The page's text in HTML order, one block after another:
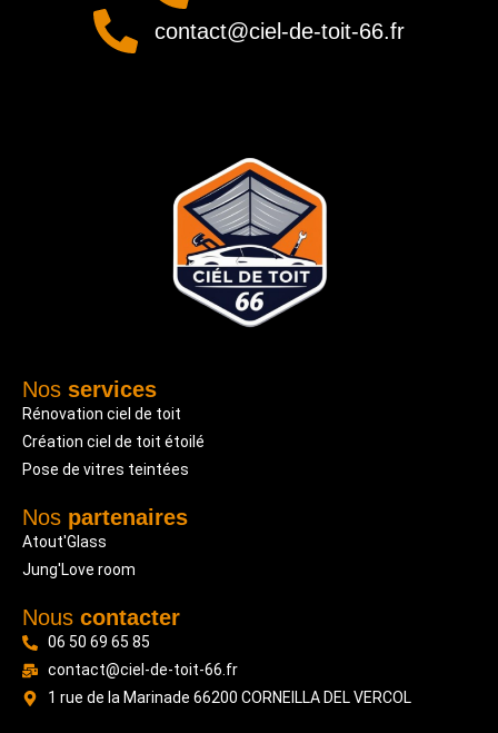
contact@ciel-de-toit-66.fr
Nos services
Rénovation ciel de toit
Création ciel de toit étoilé
Pose de vitres teintées
Nos partenaires
Atout'Glass
Jung'Love room
Nous contacter
06 50 69 65 85
contact@ciel-de-toit-66.fr
1 rue de la Marinade 66200 CORNEILLA DEL VERCOL